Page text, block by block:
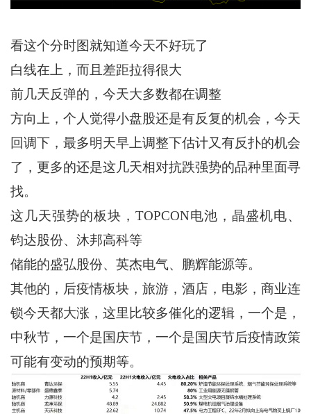
看这个分时图就知道今天不好玩了
白线在上，而且差距拉得很大
前几天反弹的，今天大多数都在调整
方向上，个人觉得小盘股还是有反复的机会，今天
回调下，最多明天早上调整下估计又有反扑的机会
了，更多的还是这几天相对抗跌强势的品种里面寻
找。
这几天强势的板块，TOPCON电池，晶盛机电、
钧达股份、沐邦高科等
储能的盛弘股份、英杰电气、鹏辉能源等。
其他的，后疫情板块，旅游，酒店，电影，商业连
锁今天都大涨，这里比较多催化的逻辑，一个是，
中秋节，一个是国庆节，一个是国庆节后疫情政策
可能有变动的预期等。